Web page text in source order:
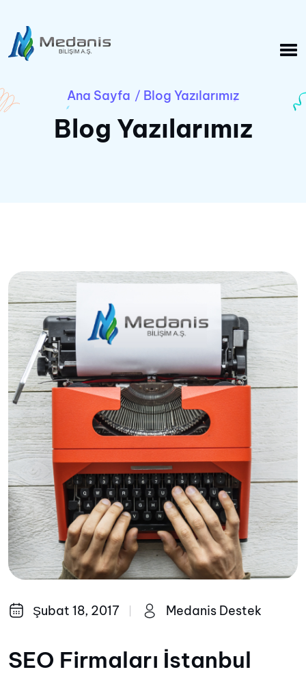
Ana Sayfa / Blog Yazılarımız
Blog Yazılarımız
Şubat 18, 2017 Medanis Destek
SEO Firmaları İstanbul